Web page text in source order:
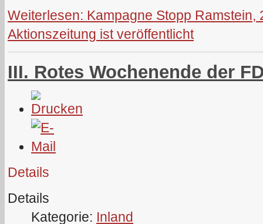
Weiterlesen: Kampagne Stopp Ramstein,
Aktionszeitung ist veröffentlicht
III. Rotes Wochenende der
Details
Details
Kategorie: Inland